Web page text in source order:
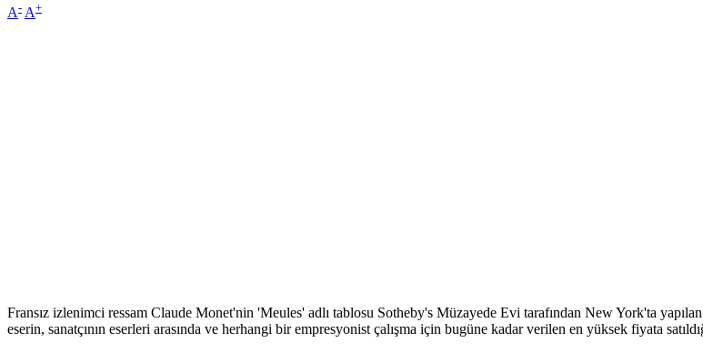
A- A+
Fransız izlenimci ressam Claude Monet'nin 'Meules' adlı tablosu Sotheby's Müzayede Evi tarafından New York'ta
eserin, sanatçının eserleri arasında ve herhangi bir empresyonist çalışma için bugüne kadar verilen en yüksek fiyata